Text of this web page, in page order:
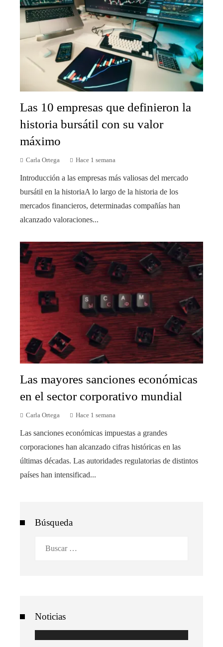
Las 10 empresas que definieron la
historia bursátil con su valor
máximo
Carla Ortega Hace 1 semana
Introducción a las empresas más valiosas del mercado
bursátil en la historiaA lo largo de la historia de los
mercados financieros, determinadas compañías han
alcanzado valoraciones...
Las mayores sanciones económicas
en el sector corporativo mundial
Carla Ortega Hace 1 semana
Las sanciones económicas impuestas a grandes
corporaciones han alcanzado cifras históricas en las
últimas décadas. Las autoridades regulatorias de distintos
países han intensificad...
Búsqueda
Noticias